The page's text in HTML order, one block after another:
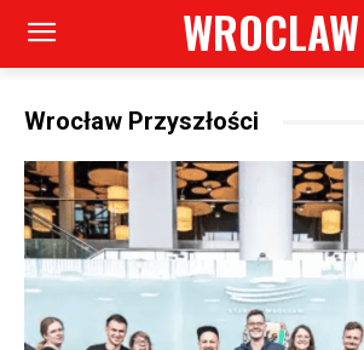
WROCLAW
Wrocław Przyszłości